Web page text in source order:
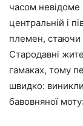
часом
центральній і
племен, стаючи
Стародавні
гамаках, тому
швидко:
бавовняної